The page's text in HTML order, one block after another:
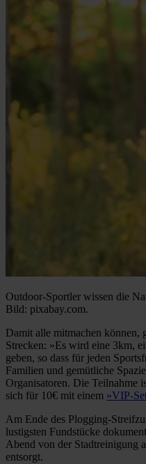
Outdoor-Sportler wissen die
Bild: pixabay.com.
Damit alle mitmachen können,
Strecken: »Es wird eine 3km,
geben, so dass für jeden
Familien und gemütliche
Organisatoren. Die Teilnahme
sich für 10€ mit einem »VIP-
Am Ende des Plogging-
lustigsten Fundstücke
Abend von der Stadtreinigung
entsorgt.